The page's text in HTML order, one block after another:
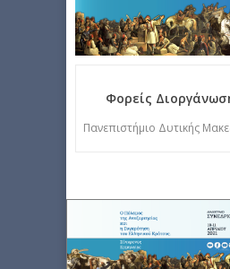
Φορείς
Πανεπιστήμιο Δυτικής